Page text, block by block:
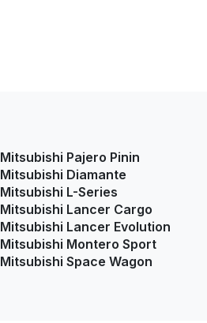
Mitsubishi Pajero Pinin
Mitsubishi Diamante
Mitsubishi L-Series
Mitsubishi Lancer Cargo
Mitsubishi Lancer Evolution
Mitsubishi Montero Sport
Mitsubishi Space Wagon